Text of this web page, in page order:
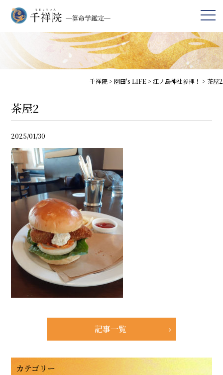
千祥院> 園田's LIFE> 江ノ島神社参拝！ > 茶屋2
茶屋2
2025/01/30
記事一覧
カテゴリー